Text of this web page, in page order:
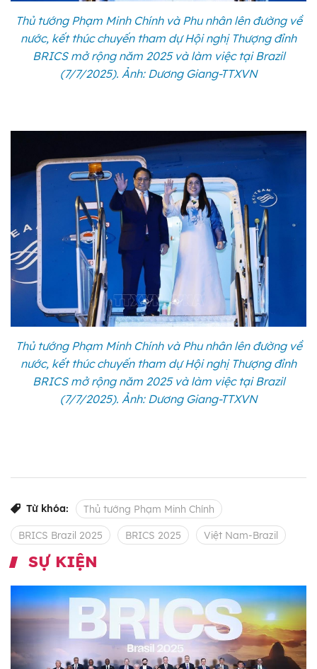
Thủ tướng Phạm Minh Chính và Phu nhân lên đường về
nước, kết thúc chuyến tham dự Hội nghị Thượng đỉnh
BRICS mở rộng năm 2025 và làm việc tại Brazil
(7/7/2025). Ảnh: Dương Giang-TTXVN
Thủ tướng Phạm Minh Chính và Phu nhân lên đường về
nước, kết thúc chuyến tham dự Hội nghị Thượng đỉnh
BRICS mở rộng năm 2025 và làm việc tại Brazil
(7/7/2025). Ảnh: Dương Giang-TTXVN
Từ khóa: Thủ tướng Phạm Minh Chính
BRICS Brazil 2025 BRICS 2025 Việt Nam-Brazil
SỰ KIỆN